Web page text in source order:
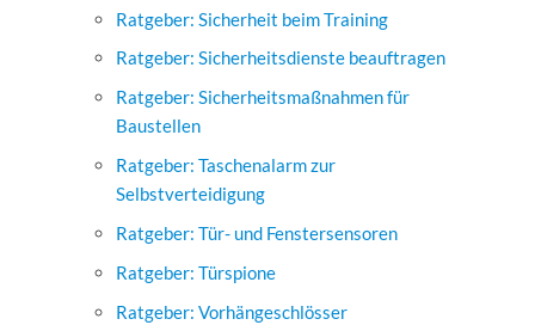
Ratgeber: Sicherheit beim Training
Ratgeber: Sicherheitsdienste beauftragen
Ratgeber: Sicherheitsmaßnahmen für
Baustellen
Ratgeber: Taschenalarm zur
Selbstverteidigung
Ratgeber: Tür- und Fenstersensoren
Ratgeber: Türspione
Ratgeber: Vorhängeschlösser